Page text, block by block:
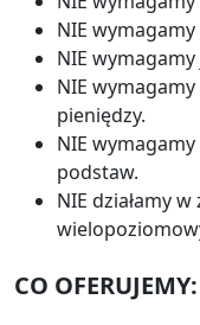
NIE
NIE
NIE
pieniędzy.
NIE
podstaw.
NIE działamy
CO OFERUJEMY: